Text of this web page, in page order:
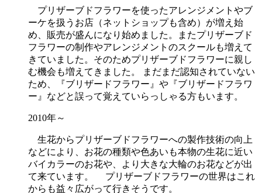
プリザーブドフラワーを使ったアレンジメントやブ
ーケを扱うお店（ネットショップも含め）が増え始
め、販売が盛んになり始めました。またプリザーブド
フラワーの制作やアレンジメントのスクールも増えて
きていました。そのためプリザーブドフラワーに親し
む機会も増えてきました。 まだまだ認知されていない
ため、『ブリザードフラワー』や『ブリザードフラワ
ー』などと誤って覚えていらっしゃる方もいます。
2010年～
生花からプリザーブドフラワーへの製作技術の向上
などにより、お花の種類や色あいも本物の生花に近い
バイカラーのお花や、より大きな大輪のお花などが出
て来ています。 プリザーブドフラワーの世界はこれ
からも益々広がって行きそうです。